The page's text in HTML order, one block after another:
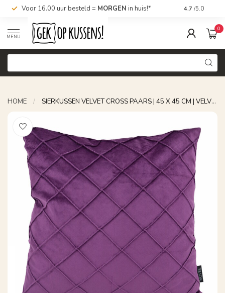
Voor 16.00 uur besteld = MORGEN in huis!* Nu bestellen,
4.7 /5.0
MENU
0
HOME / SIERKUSSEN VELVET CROSS PAARS | 45 X 45 CM | VELVET/POLYESTER